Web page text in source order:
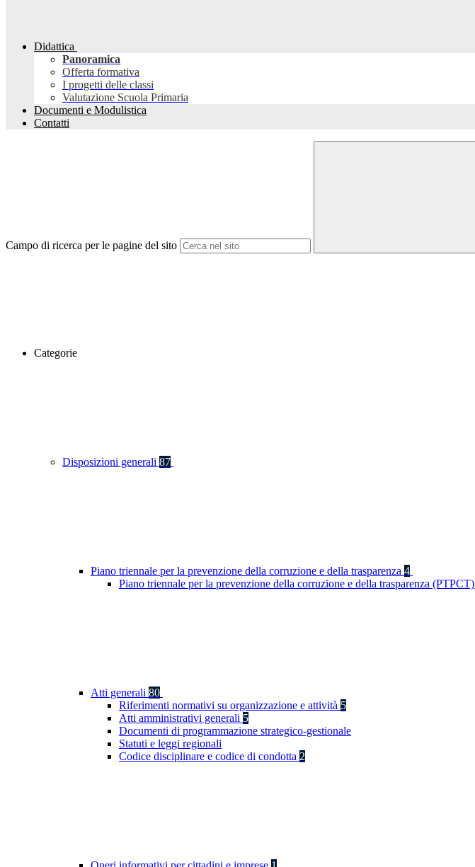
Didattica
Panoramica
Offerta formativa
I progetti delle classi
Valutazione Scuola Primaria
Documenti e Modulistica
Contatti
Campo di ricerca per le pagine del sito
Categorie
Disposizioni generali 87
Piano triennale per la prevenzione della corruzione e della trasparenza 4
Piano triennale per la prevenzione della corruzione e della trasparenza (PTPCT)
Atti generali 80
Riferimenti normativi su organizzazione e attività 5
Atti amministrativi generali 5
Documenti di programmazione strategico-gestionale
Statuti e leggi regionali
Codice disciplinare e codice di condotta 2